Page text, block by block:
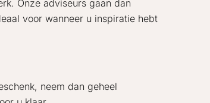
Onze adviseurs gaan dan
voor wanneer u inspiratie hebt
neem dan geheel